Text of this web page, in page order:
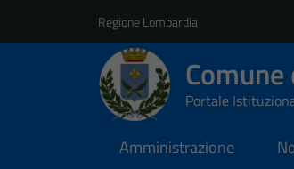
Regione Lombardia
Portale
Amministrazione